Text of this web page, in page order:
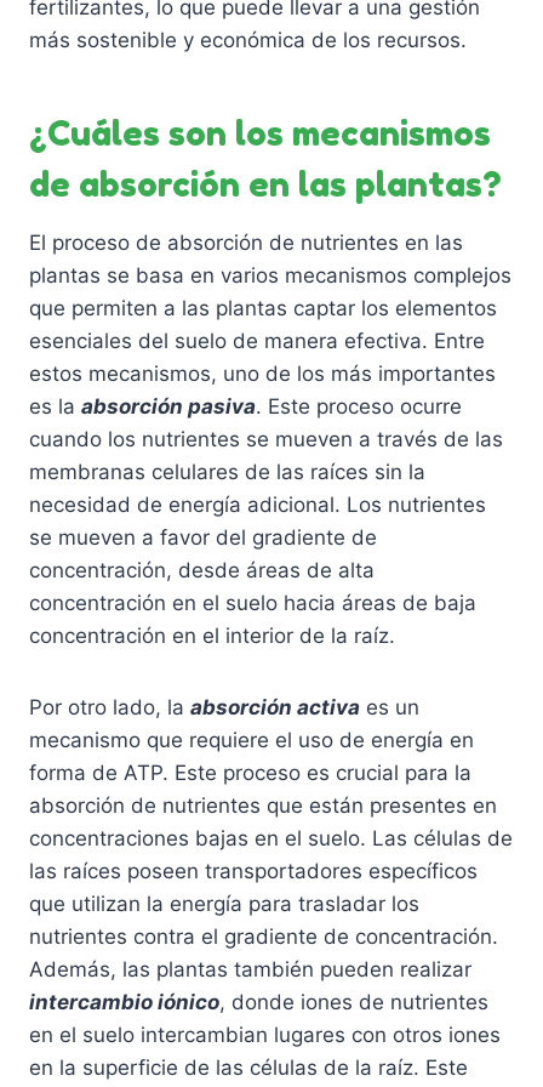
r
d
c
t
o
s
e
e
e
n
e
l
e
g
i
r
e
n
l
a
p
á
o
t
fertilizantes, lo que puede llevar a una gestión
más sostenible y económica de los recursos.
¿Cuáles son los mecanismos
de absorción en las plantas?
El proceso de absorción de nutrientes en las
plantas se basa en varios mecanismos complejos
que permiten a las plantas captar los elementos
esenciales del suelo de manera efectiva. Entre
estos mecanismos, uno de los más importantes
es la absorción pasiva. Este proceso ocurre
cuando los nutrientes se mueven a través de las
membranas celulares de las raíces sin la
necesidad de energía adicional. Los nutrientes
se mueven a favor del gradiente de
concentración, desde áreas de alta
concentración en el suelo hacia áreas de baja
concentración en el interior de la raíz.
Por otro lado, la absorción activa es un
mecanismo que requiere el uso de energía en
forma de ATP. Este proceso es crucial para la
absorción de nutrientes que están presentes en
concentraciones bajas en el suelo. Las células de
las raíces poseen transportadores específicos
que utilizan la energía para trasladar los
nutrientes contra el gradiente de concentración.
Además, las plantas también pueden realizar
intercambio iónico, donde iones de nutrientes
en el suelo intercambian lugares con otros iones
en la superficie de las células de la raíz. Este